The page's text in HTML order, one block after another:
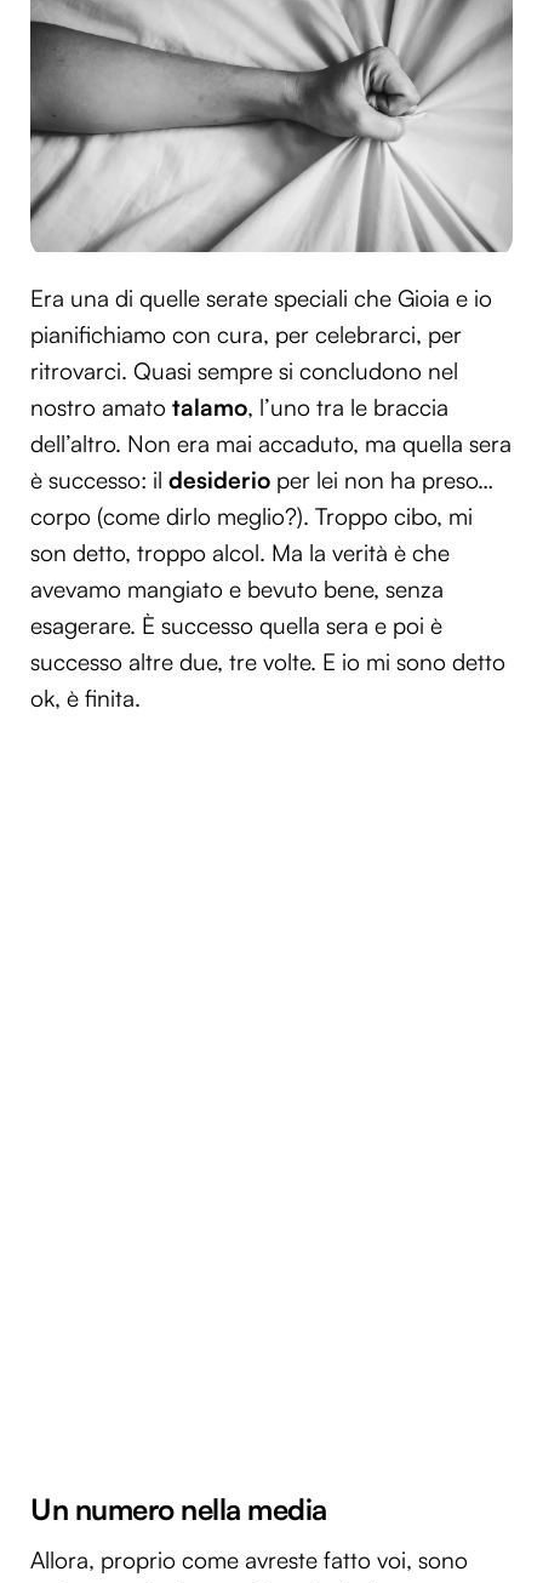
Era una di quelle serate speciali che Gioia e io
pianifichiamo con cura, per celebrarci, per
ritrovarci. Quasi sempre si concludono nel
nostro amato talamo, l’uno tra le braccia
dell’altro. Non era mai accaduto, ma quella sera
è successo: il desiderio per lei non ha preso…
corpo (come dirlo meglio?). Troppo cibo, mi
son detto, troppo alcol. Ma la verità è che
avevamo mangiato e bevuto bene, senza
esagerare. È successo quella sera e poi è
successo altre due, tre volte. E io mi sono detto
ok, è finita.
Un numero nella media
Allora, proprio come avreste fatto voi, sono